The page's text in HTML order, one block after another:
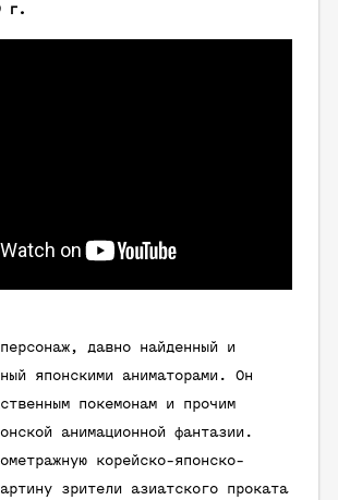
г.
давно найденный и
японскими аниматорами. Он
покемонам и прочим
анимационной фантазии.
корейско-японско-
зрители азиатского проката